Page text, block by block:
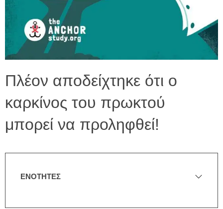
Πλέον αποδείχτηκε ότι ο
καρκίνος του πρωκτού
μπορεί να προληφθεί!
ΕΝΟΤΗΤΕΣ